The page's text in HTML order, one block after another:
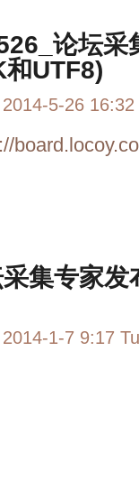
论坛采
UTF8)
5-26
集专家发
1-7 9:17